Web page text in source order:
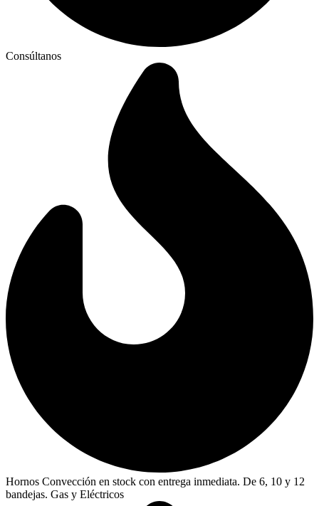
Consúltanos
Hornos Convección en stock con entrega inmediata. De 6, 10 y 12
bandejas. Gas y Eléctricos